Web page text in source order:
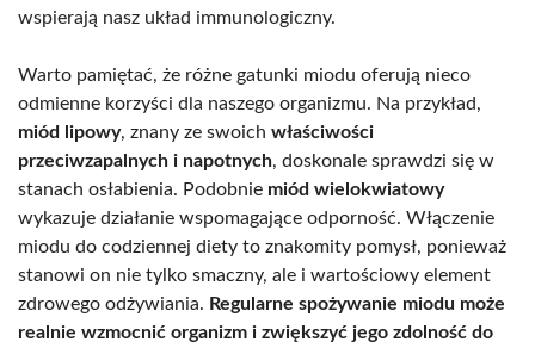
wspierają nasz układ immunologiczny.
Warto pamiętać, że różne gatunki miodu oferują nieco
odmienne korzyści dla naszego organizmu. Na przykład,
miód lipowy, znany ze swoich właściwości
przeciwzapalnych i napotnych, doskonale sprawdzi się w
stanach osłabienia. Podobnie miód wielokwiatowy
wykazuje działanie wspomagające odporność. Włączenie
miodu do codziennej diety to znakomity pomysł, ponieważ
stanowi on nie tylko smaczny, ale i wartościowy element
zdrowego odżywiania. Regularne spożywanie miodu może
realnie wzmocnić organizm i zwiększyć jego zdolność do